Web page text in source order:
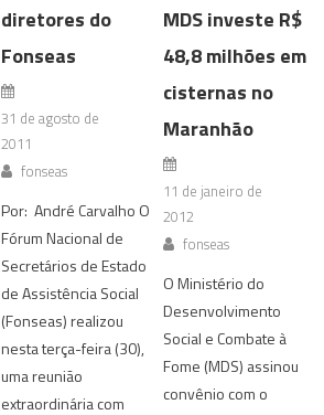
diretores do
Fonseas
31 de agosto de
2011
fonseas
Por: André Carvalho O
Fórum Nacional de
Secretários de Estado
de Assistência Social
(Fonseas) realizou
nesta terça-feira (30),
uma reunião
extraordinária com
MDS investe R$
48,8 milhões em
cisternas no
Maranhão
11 de janeiro de
2012
fonseas
O Ministério do
Desenvolvimento
Social e Combate à
Fome (MDS) assinou
convênio com o